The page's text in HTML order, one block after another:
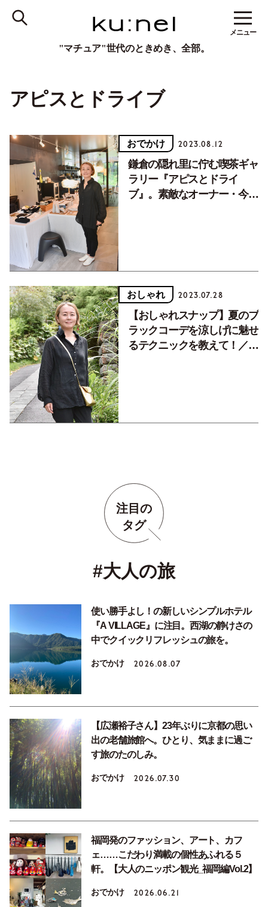
"マチュア"世代のときめき、全部。
メニュー
アピスとドライブ
おでかけ 2023.08.12
鎌倉の隠れ里に佇む喫茶ギャ
ラリー『アピスとドライ
ブ』。素敵なオーナー・今井
おしゃれ 2023.07.28
【おしゃれスナップ】夏のブ
ラックコーデを涼しげに魅せ
るテクニックを教えて！／ア
注目の
タグ
#大人の旅
使い勝手よし！の新しいシンプルホテル
『A VILLAGE』に注目。西湖の静けさの
中でクイックリフレッシュの旅を。
おでかけ 2026.08.07
【広瀬裕子さん】23年ぶりに京都の思い
出の老舗旅館へ。ひとり、気ままに過ご
す旅のたのしみ。
おでかけ 2026.07.30
福岡発のファッション、アート、カフ
ェ……こだわり満載の個性あふれる５
軒。【大人のニッポン観光_福岡編Vol.2】
おでかけ 2026.06.21